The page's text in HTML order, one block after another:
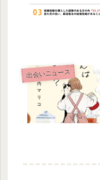
出会いニュース